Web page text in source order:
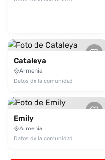
Cataleya
Armenia
Datos de la comunidad
Emily
Armenia
Datos de la comunidad